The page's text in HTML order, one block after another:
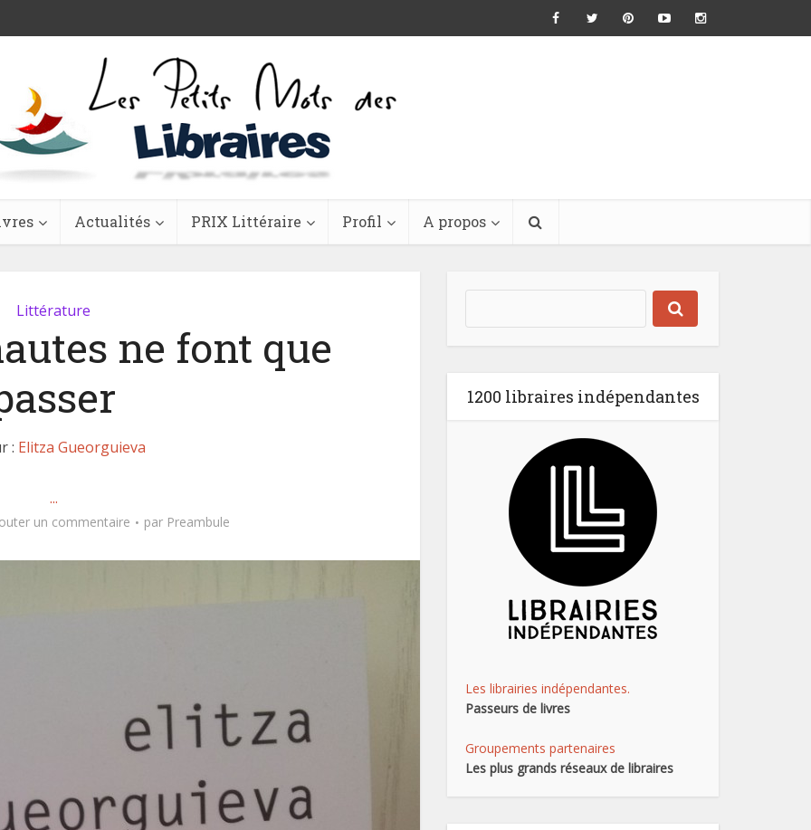
Actualités PRIX Littéraire Profil A propos
Littérature
ne font que
: Elitza Gueorguieva
...
un commentaire par Preambule
1200 libraires indépendantes
Les librairies indépendantes.
Passeurs de livres
Groupements partenaires
Les plus grands réseaux de libraires